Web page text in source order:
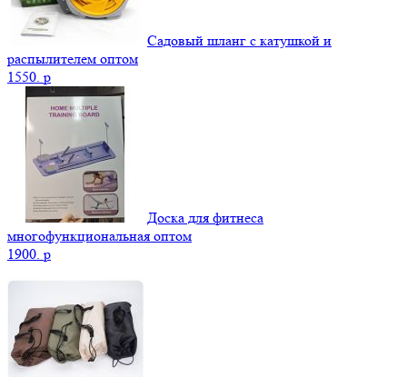
Садовый шланг с катушкой и
распылителем оптом
1550. p
Доска для фитнеса
многофункциональная оптом
1900. p